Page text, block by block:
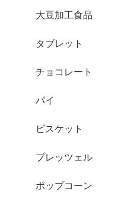
大豆加工食品
タブレット
チョコレート
パイ
ビスケット
プレッツェル
ポップコーン